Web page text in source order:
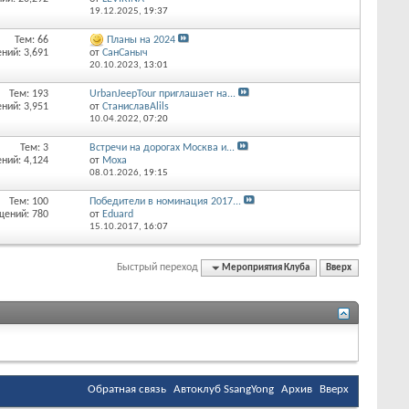
19.12.2025, 19:37
Тем: 66
3,691
Планы на 2024
от СанСаныч
20.10.2023, 13:01
Тем: 193
3,951
UrbanJeepTour приглашает на...
от СтаниславAlils
10.04.2022, 07:20
Тем: 3
4,124
Встречи на дорогах Москва и...
от Moxa
08.01.2026, 19:15
Тем: 100
780
Победители в номинация 2017...
от Eduard
15.10.2017, 16:07
Быстрый переход Мероприятия Клуба Вверх
Обратная связь Автоклуб SsangYong Архив Вверх